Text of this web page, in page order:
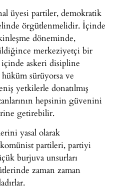
üyesi partiler, demokratik
örgütlenmelidir. İçinde
döneminde,
merkeziyetçi bir
askeri disipline
sürüyorsa ve
yetkilerle donatılmış
hepsinin güvenini
getirebilir.
yasal olarak
partileri, partiyi
burjuva unsurları
zaman zaman